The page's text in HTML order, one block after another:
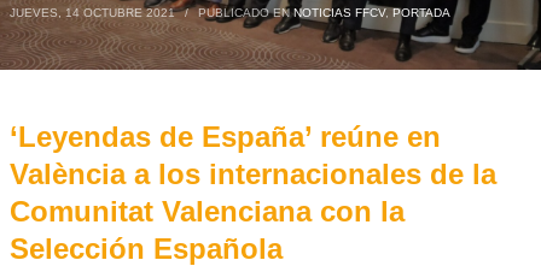
JUEVES, 14 OCTUBRE 2021 / PUBLICADO ENNOTICIAS FFCV,PORTADA
‘Leyendas de España’ reúne en
València a los internacionales de la
Comunitat Valenciana con la
Selección Española